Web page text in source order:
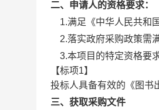
二、申请人的资格要求：
1.满足《中华人民共和
2.落实政府采购政策需
3.本项目的特定资格要求
【标项1】
投标人具备有效的《图书
三、获取采购文件